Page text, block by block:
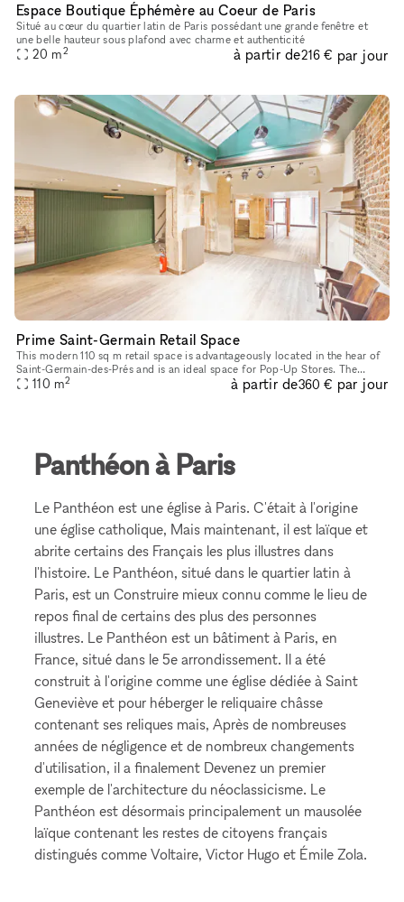
Espace Boutique Éphémère au Coeur de Paris
Situé au cœur du quartier latin de Paris possédant une grande fenêtre et
une belle hauteur sous plafond avec charme et authenticité
20 m2 à partir de216 € par jour
Prime Saint-Germain Retail Space
This modern 110 sq m retail space is advantageously located in the hear of
Saint-Germain-des-Prés and is an ideal space for Pop-Up Stores. The
space has a classic frontage with an authentic style an
110 m2 à partir de360 € par jour
Panthéon à Paris
Le Panthéon est une église à Paris. C'était à l'origine
une église catholique, Mais maintenant, il est laïque et
abrite certains des Français les plus illustres dans
l'histoire. Le Panthéon, situé dans le quartier latin à
Paris, est un Construire mieux connu comme le lieu de
repos final de certains des plus des personnes
illustres. Le Panthéon est un bâtiment à Paris, en
France, situé dans le 5e arrondissement. Il a été
construit à l'origine comme une église dédiée à Saint
Geneviève et pour héberger le reliquaire châsse
contenant ses reliques mais, Après de nombreuses
années de négligence et de nombreux changements
d'utilisation, il a finalement Devenez un premier
exemple de l'architecture du néoclassicisme. Le
Panthéon est désormais principalement un mausolée
laïque contenant les restes de citoyens français
distingués comme Voltaire, Victor Hugo et Émile Zola.